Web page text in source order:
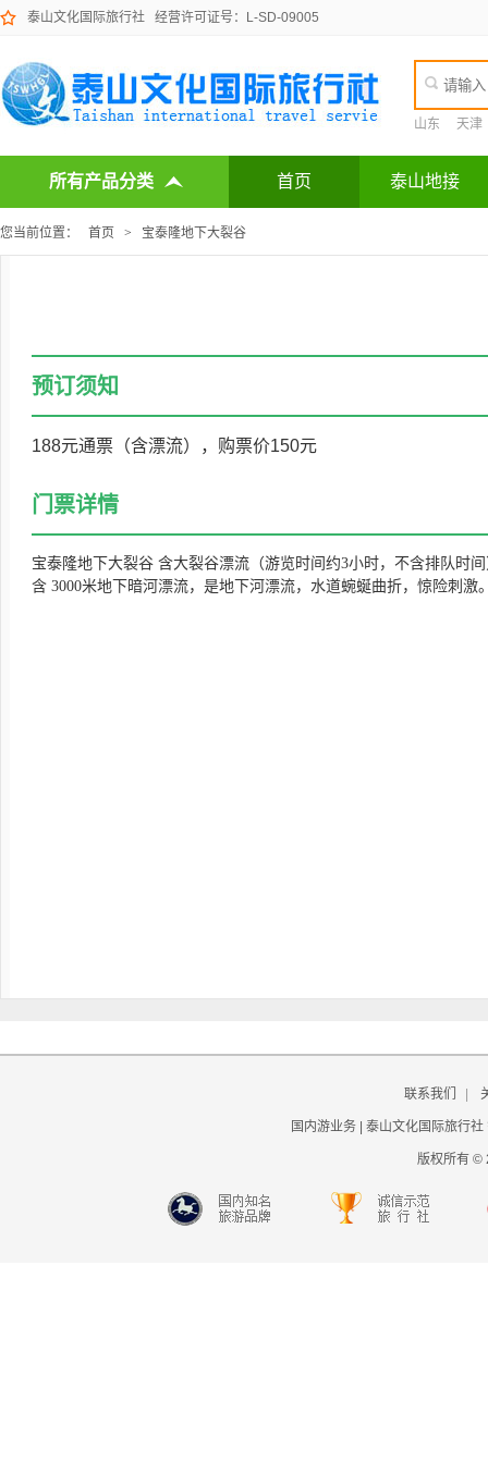
泰山文化国际旅行社 经营许可证号：L-SD-09005
山东 天津
所有产品分类 首页 泰山地接
您当前位置： 首页 > 宝泰隆地下大裂谷
预订须知
188元通票（含漂流），购票价150元
门票详情
宝泰隆地下大裂谷含大裂谷漂流（游览时间约3小时，不含排队时
含 3000米地下暗河漂流，是地下河漂流，水道蜿蜒曲折，惊险刺
联系我们
国内游业务 | 泰山文化国际旅行社
版权所有 ©